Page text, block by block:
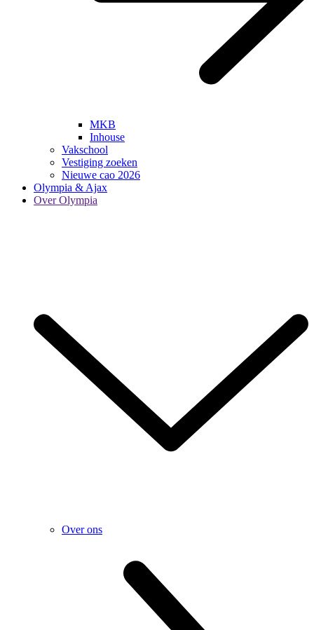
MKB
Inhouse
Vakschool
Vestiging zoeken
Nieuwe cao 2026
Olympia & Ajax
Over Olympia
Over ons